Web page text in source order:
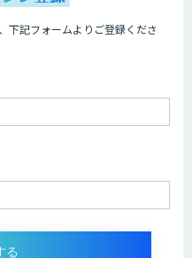
エージェント
下記フォームよりご登録くださ